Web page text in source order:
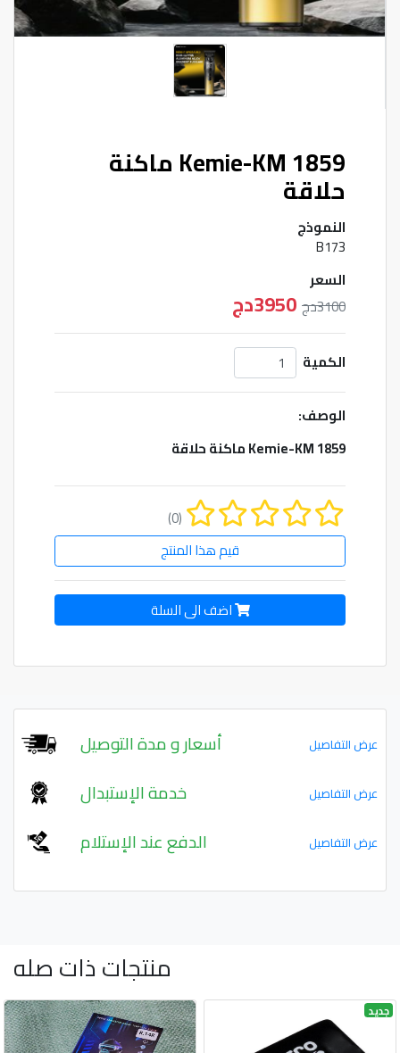
Kemie-KM 1859 ماكنة
حلاقة
النموذج
B173
السعر
3100دج
3950دج
الكمية
الوصف:
Kemie-KM 1859 ماكنة حلاقة
(0)
قيم هذا المنتج
أسعار و مدة التوصيل عرض التفاصيل
خدمة الإستبدال عرض التفاصيل
الدفع عند الإستلام عرض التفاصيل
منتجات ذات صله
جديد